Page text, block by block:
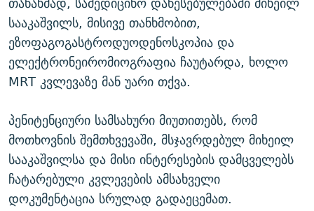
სააკაშვილს, მისივე თანხმობით,
ეზოფაგოგასტროდუოდენოსკოპია და
ელექტრონეირომიოგრაფია ჩაუტარდა, ხოლო
MRT კვლევაზე მან უარი თქვა.
პენიტენციური სამსახური მიუთითებს, რომ
მოთხოვნის შემთხვევაში, მსჯავრდებულ მიხეილ
სააკაშვილსა და მისი ინტერესების დამცველებს
ჩატარებული კვლევების ამსახველი
დოკუმენტაცია სრულად გადაეცემათ.